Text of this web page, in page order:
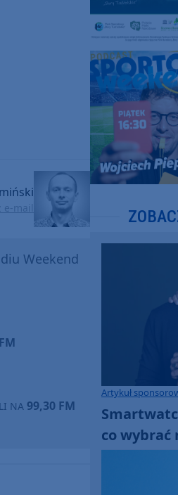
e-mail
Weekend
NA 99,30 FM
Artykuł
co wybrać